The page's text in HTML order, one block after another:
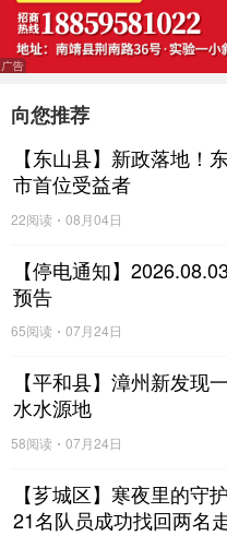
向您推荐
【东山县】新政落地！
市首位受益者
22阅读 08月04日
【停电通知】
预告
65阅读 07月24日
【平和县】漳州新发现
水水源地
58阅读 07月24日
【芗城区】寒夜里的守
21名队员成功找回两名